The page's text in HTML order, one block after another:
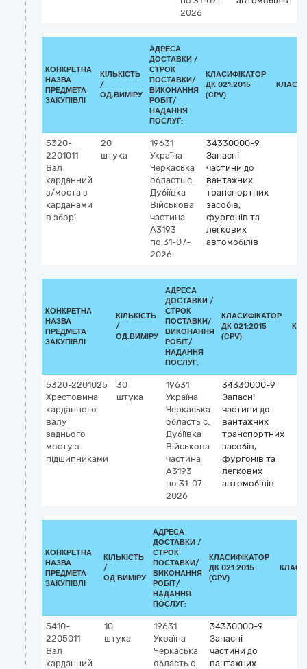
2026
КОНКРЕТНА
НАЗВА
ПРЕДМЕТА
ЗАКУПІВЛІ
КІЛЬКІСТЬ
/
ОД.ВИМІРУ
АДРЕСА
ДОСТАВКИ /
СТРОК
ПОСТАВКИ/
ВИКОНАННЯ
РОБІТ/
НАДАННЯ
ПОСЛУГ:
КЛАСИФІКАТОР
ДК 021:2015
(CPV)
5320-
2201011
Вал
карданний
з/моста з
карданами
в зборі
20
штука
19631
Україна
Черкаська
область с.
Дубіївка
Військова
частина
А3193
по 31-07-
2026
34330000-9
Запасні
частини до
вантажних
транспортних
засобів,
фургонів та
легкових
автомобілів
КОНКРЕТНА
НАЗВА
ПРЕДМЕТА
ЗАКУПІВЛІ
КІЛЬКІСТЬ
/
ОД.ВИМІРУ
АДРЕСА
ДОСТАВКИ /
СТРОК
ПОСТАВКИ/
ВИКОНАННЯ
РОБІТ/
НАДАННЯ
ПОСЛУГ:
КЛАСИФІКАТОР
ДК 021:2015
(CPV)
5320-2201025
Хрестовина
карданного
валу
заднього
мосту з
підшипниками
30
штука
19631
Україна
Черкаська
область с.
Дубіївка
Військова
частина
А3193
по 31-07-
2026
34330000-9
Запасні
частини до
вантажних
транспортних
засобів,
фургонів та
легкових
автомобілів
КОНКРЕТНА
НАЗВА
ПРЕДМЕТА
ЗАКУПІВЛІ
КІЛЬКІСТЬ
/
ОД.ВИМІРУ
АДРЕСА
ДОСТАВКИ /
СТРОК
ПОСТАВКИ/
ВИКОНАННЯ
РОБІТ/
НАДАННЯ
ПОСЛУГ:
КЛАСИФІКАТОР
ДК 021:2015
(CPV)
5410-
2205011
Вал
карданний
10
штука
19631
Україна
Черкаська
область с.
34330000-9
Запасні
частини до
вантажних